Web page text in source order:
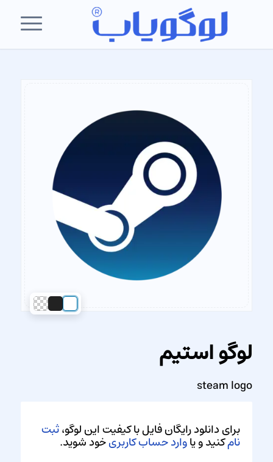
لوگو استیم
steam logo
برای دانلود رایگان فایل با کیفیت این لوگو،ثبت
نامکنید و یاوارد حساب کاربریخود شوید.